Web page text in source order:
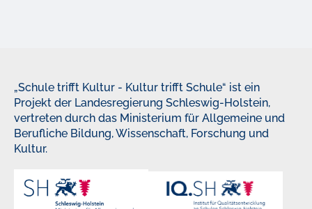
„Schule trifft Kultur - Kultur trifft Schule“ ist ein
Projekt der Landesregierung Schleswig-Holstein,
vertreten durch das Ministerium für Allgemeine und
Berufliche Bildung, Wissenschaft, Forschung und
Kultur.